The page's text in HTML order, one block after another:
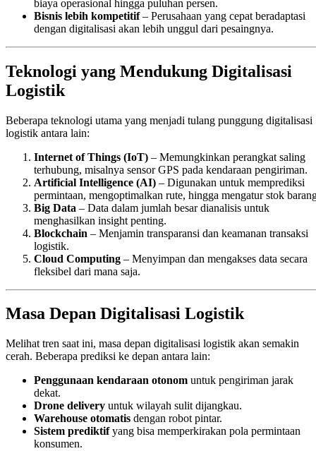
biaya operasional hingga puluhan persen.
Bisnis lebih kompetitif– Perusahaan yang cepat beradaptasi
dengan digitalisasi akan lebih unggul dari pesaingnya.
Teknologi yang Mendukung Digitalisasi
Logistik
Beberapa teknologi utama yang menjadi tulang punggung digitalisasi
logistik antara lain:
Internet of Things (IoT) – Memungkinkan perangkat saling
terhubung, misalnya sensor GPS pada kendaraan pengiriman.
Artificial Intelligence (AI) – Digunakan untuk memprediksi
permintaan, mengoptimalkan rute, hingga mengatur stok
Big Data – Data dalam jumlah besar dianalisis untuk
menghasilkan insight penting.
Blockchain – Menjamin transparansi dan keamanan transaksi
logistik.
Cloud Computing – Menyimpan dan mengakses data secara
fleksibel dari mana saja.
Masa Depan Digitalisasi Logistik
Melihat tren saat ini, masa depan digitalisasi logistik akan semakin
cerah. Beberapa prediksi ke depan antara lain:
Penggunaan kendaraan otonom untuk pengiriman jarak
dekat.
Drone delivery untuk wilayah sulit dijangkau.
Warehouse otomatis dengan robot pintar.
Sistem prediktifyang bisa memperkirakan pola permintaan
konsumen.